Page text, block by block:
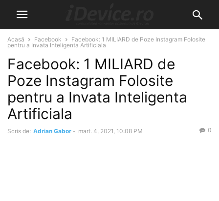
Acasă Facebook
Facebook: 1 MILIARD de Poze Instagram Folosite
pentru a Invata Inteligenta Artificiala
Facebook: 1 MILIARD de
Poze Instagram Folosite
pentru a Invata Inteligenta
Artificiala
Scris de: Adrian Gabor - mart. 4, 2021, 10:08 PM 0